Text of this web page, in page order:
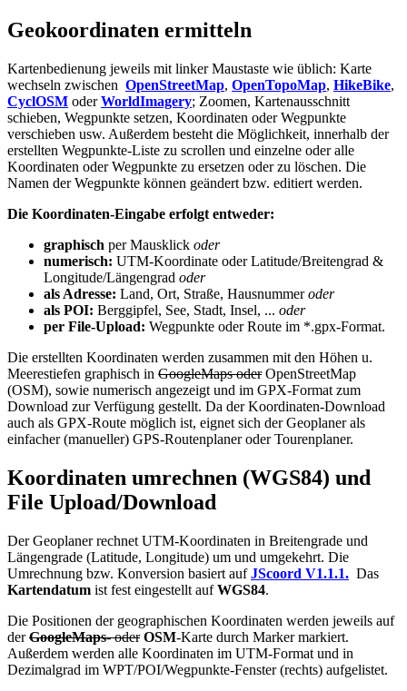
Geokoordinaten ermitteln
Kartenbedienung jeweils mit linker Maustaste wie üblich: Karte
wechseln zwischen OpenStreetMap, OpenTopoMap, HikeBike,
CyclOSM oderWorldImagery; Zoomen, Kartenausschnitt
schieben, Wegpunkte setzen, Koordinaten oder Wegpunkte
verschieben usw. Außerdem besteht die Möglichkeit, innerhalb der
erstellten Wegpunkte-Liste zu scrollen und einzelne oder alle
Koordinaten oder Wegpunkte zu ersetzen oder zu löschen. Die
Namen der Wegpunkte können geändert bzw. editiert werden.
Die Koordinaten-Eingabe erfolgt entweder:
graphisch per Mausklick oder
numerisch: UTM-Koordinate oder Latitude/Breitengrad &
Longitude/Längengrad oder
als Adresse: Land, Ort, Straße, Hausnummeroder
als POI: Berggipfel, See, Stadt, Insel, ... oder
per File-Upload: Wegpunkte oder Route im *.gpx-Format.
Die erstellten Koordinaten werden zusammen mit den Höhen u.
Meerestiefen graphisch in GoogleMaps oderOpenStreetMap
(OSM), sowie numerisch angezeigt und im GPX-Format zum
Download zur Verfügung gestellt. Da der Koordinaten-Download
auch als GPX-Route möglich ist, eignet sich der Geoplaner als
einfacher (manueller) GPS-Routenplaner oder Tourenplaner.
Koordinaten umrechnen (WGS84) und
File Upload/Download
Der Geoplaner rechnet UTM-Koordinaten in Breitengrade und
Längengrade (Latitude, Longitude) um und umgekehrt. Die
Umrechnung bzw. Konversion basiert aufJScoord V1.1.1. Das
Kartendatum ist fest eingestellt aufWGS84.
Die Positionen der geographischen Koordinaten werden jeweils auf
derGoogleMaps- oder OSM-Karte durch Marker markiert.
Außerdem werden alle Koordinaten im UTM-Format und in
Dezimalgrad im WPT/POI/Wegpunkte-Fenster (rechts) aufgelistet.